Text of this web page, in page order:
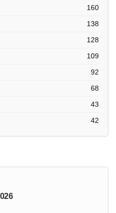
160
138
128
109
92
68
43
42